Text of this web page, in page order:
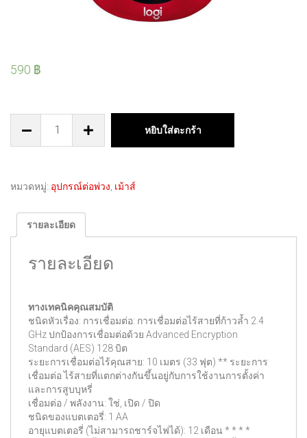
590 ฿
หยิบใส่ตะกร้า
หมวดหมู่: อุปกรณ์ต่อพ่วง เม้าส์
รายละเอียด
รายละเอียด
ทางเทคนิคคุณสมบัติ
ชนิดหัวเรื่อง: การเชื่อมต่อ: การเชื่อมต่อไร้สายที่ก้าวล้ำ 2.4
GHz ปกป้องการเชื่อมต่อด้วย Advanced Encryption
Standard (AES) 128 บิต
ระยะการเชื่อมต่อไร้คุณสาย: 10 เมตร (33 ฟุต) ** ระยะการ
เชื่อมต่อ ไร้สายที่แตกต่างกันขึ้นอยู่กับการใช้งานการตั้งค่า
และการสูบบุหรี่
เชื่อมต่อ / พลังงาน: ใช่, เปิด / ปิด
ชนิดของแบตเตอรี่: 1 AA
อายุแบตเตอรี่ (ไม่สามารถชาร์จไฟได้): 12 เดือน * * * *